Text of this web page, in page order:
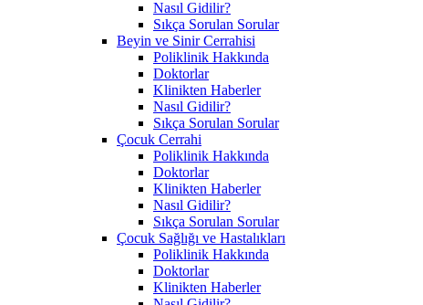
Nasıl Gidilir?
Sıkça Sorulan Sorular
Beyin ve Sinir Cerrahisi
Poliklinik Hakkında
Doktorlar
Klinikten Haberler
Nasıl Gidilir?
Sıkça Sorulan Sorular
Çocuk Cerrahi
Poliklinik Hakkında
Doktorlar
Klinikten Haberler
Nasıl Gidilir?
Sıkça Sorulan Sorular
Çocuk Sağlığı ve Hastalıkları
Poliklinik Hakkında
Doktorlar
Klinikten Haberler